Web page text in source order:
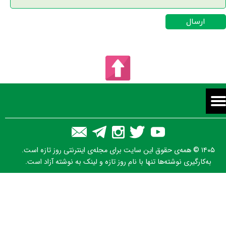
ارسال
۱۴۰۵ © همه‌ی حقوق این سایت برای مجله‌ی اینترنتی روز تازه است.
به‌کارگیری نوشته‌ها تنها با نام روز تازه و لینک به نوشته آزاد است.